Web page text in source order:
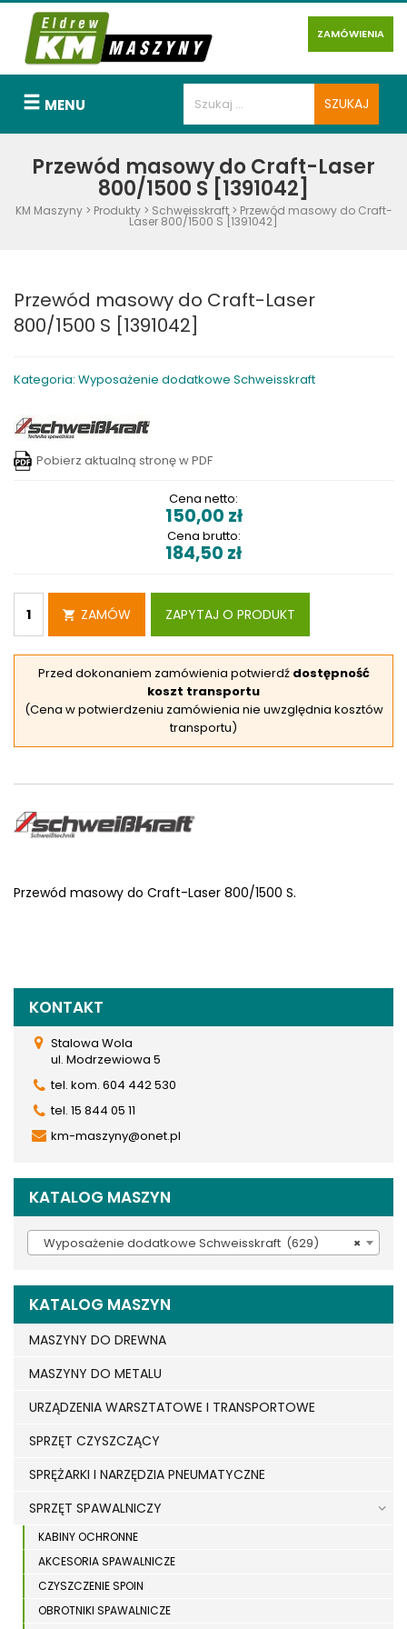
ZAMÓWIENIA
MENU
Przewód masowy do Craft-Laser
800/1500 S [1391042]
KM Maszyny> Produkty> Schweisskraft> Przewód masowy do Craft-
Laser 800/1500 S [1391042]
Przewód masowy do Craft-Laser
800/1500 S [1391042]
Kategoria: Wyposażenie dodatkowe Schweisskraft
Pobierz aktualną stronę w PDF
Cena netto:
150,00 zł
Cena brutto:
184,50 zł
ZAMÓW ZAPYTAJ O PRODUKT
Przed dokonaniem zamówienia potwierdź dostępność
koszt transportu
(Cena w potwierdzeniu zamówienia nie uwzględnia kosztów
transportu)
Przewód masowy do Craft-Laser 800/1500 S.
KONTAKT
Stalowa Wola
ul. Modrzewiowa 5
tel. kom. 604 442 530
tel. 15 844 05 11
km-maszyny@onet.pl
KATALOG MASZYN
×
Wyposażenie dodatkowe Schweisskraft (629)
KATALOG MASZYN
MASZYNY DO DREWNA
MASZYNY DO METALU
URZĄDZENIA WARSZTATOWE I TRANSPORTOWE
SPRZĘT CZYSZCZĄCY
SPRĘŻARKI I NARZĘDZIA PNEUMATYCZNE
SPRZĘT SPAWALNICZY
KABINY OCHRONNE
AKCESORIA SPAWALNICZE
CZYSZCZENIE SPOIN
OBROTNIKI SPAWALNICZE